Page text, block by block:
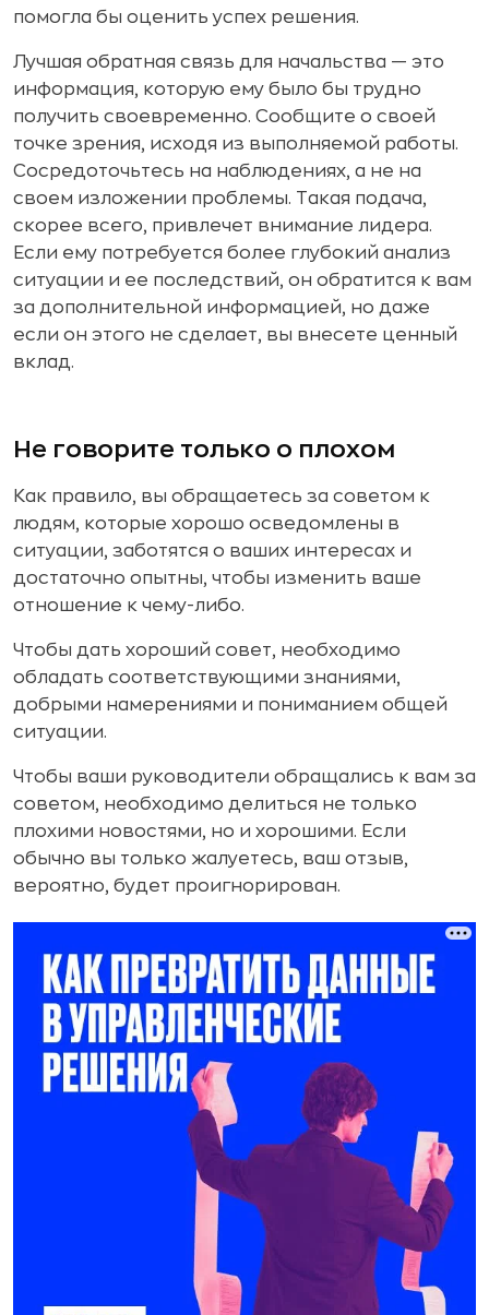
помогла бы оценить успех решения.
Лучшая обратная связь для начальства — это
информация, которую ему было бы трудно
получить своевременно. Сообщите о своей
точке зрения, исходя из выполняемой работы.
Сосредоточьтесь на наблюдениях, а не на
своем изложении проблемы. Такая подача,
скорее всего, привлечет внимание лидера.
Если ему потребуется более глубокий анализ
ситуации и ее последствий, он обратится к вам
за дополнительной информацией, но даже
если он этого не сделает, вы внесете ценный
вклад.
Не говорите только о плохом
Как правило, вы обращаетесь за советом к
людям, которые хорошо осведомлены в
ситуации, заботятся о ваших интересах и
достаточно опытны, чтобы изменить ваше
отношение к чему-либо.
Чтобы дать хороший совет, необходимо
обладать соответствующими знаниями,
добрыми намерениями и пониманием общей
ситуации.
Чтобы ваши руководители обращались к вам за
советом, необходимо делиться не только
плохими новостями, но и хорошими. Если
обычно вы только жалуетесь, ваш отзыв,
вероятно, будет проигнорирован.